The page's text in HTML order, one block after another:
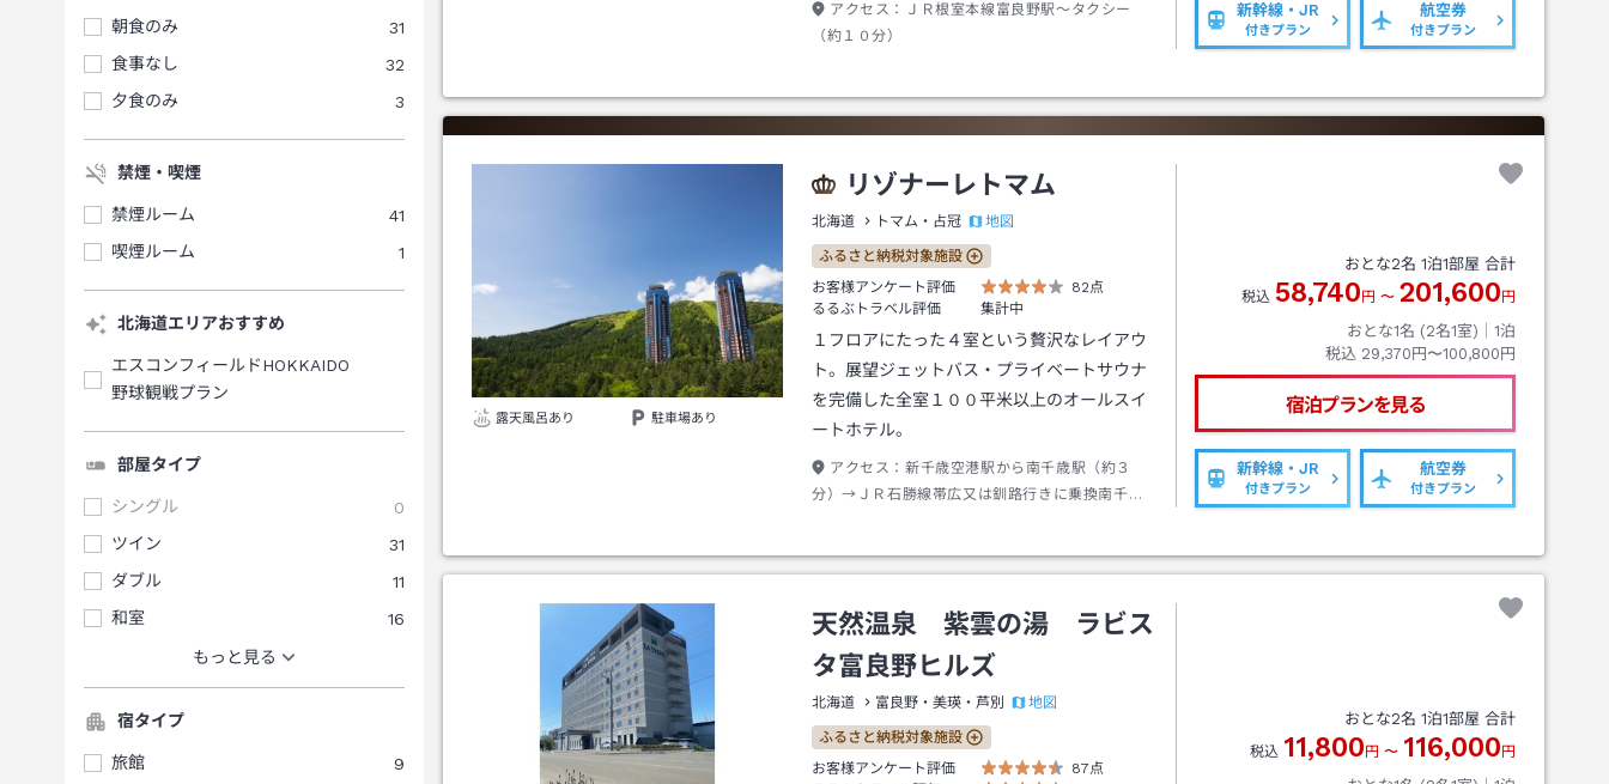
朝食のみ
31
食事なし
32
夕食のみ
3
禁煙・喫煙
禁煙ルーム
41
喫煙ルーム
1
北海道エリアおすすめ
エスコンフィールドHOKKAIDO
野球観戦プラン
部屋タイプ
シングル
0
ツイン
31
ダブル
11
和室
16
もっと見る
宿タイプ
旅館
9
アクセス：
ＪＲ根室本線富良野駅～タクシー
（約１０分）
新幹線・JR
付きプラン
航空券
付きプラン
露天風呂あり 駐車場あり
リゾナーレトマム
北海道 トマム・占冠 地図
ふるさと納税対象施設
お客様アンケート評価
82点
るるぶトラベル評価
集計中
１フロアにたった４室という贅沢なレイアウ
ト。展望ジェットバス・プライベートサウナ
を完備した全室１００平米以上のオールスイ
ートホテル。
アクセス： 新千歳空港駅から南千歳駅（約３
分）→ＪＲ石勝線帯広又は釧路行きに乗換南千歳
おとな2名 1泊1部屋 合計
税込 58,740 円 〜 201,600 円
おとな1名 (2名1室)｜ 1泊
税込 29,370円〜100,800円
宿泊プランを見る
新幹線・JR
付きプラン
航空券
付きプラン
天然温泉 紫雲の湯 ラビス
タ富良野ヒルズ
北海道 富良野・美瑛・芦別 地図
ふるさと納税対象施設
お客様アンケート評価
87点
おとな2名 1泊1部屋 合計
税込 11,800 円 〜 116,000 円